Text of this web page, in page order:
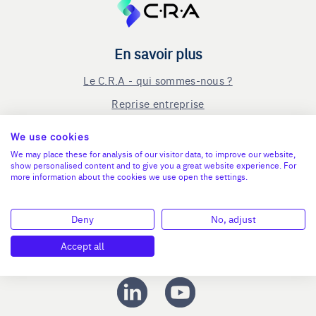
En savoir plus
Le C.R.A - qui sommes-nous ?
Reprise entreprise
Blog
Nous contacter
Nous suivre
We use cookies
We may place these for analysis of our visitor data, to improve our website,
show personalised content and to give you a great website experience. For
more information about the cookies we use open the settings.
Deny
No, adjust
Accept all